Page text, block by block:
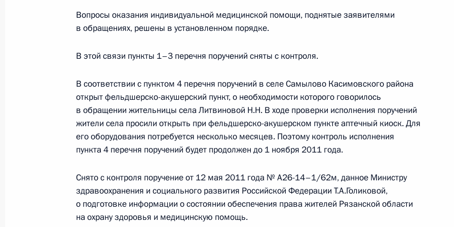
Поздравление с Днём строителя
Телефонный разговор
Заидом Аль Нахайяном
Телефонный разговор с командиром
76-й гвардейской десантно-
штурмовой дивизии ВДВ гвардии
полковником Абдулазизом
6 августа 2026 года, 20:50
Обращение к участникам VIII
Российско-Киргизского
экономического форума и XII
Российско-Киргизской
межрегиональной конференции
6 августа 2026 года, 09:00
Вопросы оказания индивидуальной медицинской помощи, поднятые заявителями
в обращениях, решены в установленном порядке.
В этой связи пункты 1–3 перечня поручений сняты с контроля.
В соответствии с пунктом 4 перечня поручений в селе Самылово Касимовского района
открыт фельдшерско-акушерский пункт, о необходимости которого говорилось
в обращении жительницы села Литвиновой Н.Н. В ходе проверки исполнения поручений
жители села просили открыть при фельдшерско-акушерском пункте аптечный киоск. Для
его оборудования потребуется несколько месяцев. Поэтому контроль исполнения
пункта 4 перечня поручений будет продолжен до 1 ноября 2011 года.
Снято с контроля поручение от 12 мая 2011 года № А26-14–1/62м, данное Министру
здравоохранения и социального развития Российской Федерации Т.А.Голиковой,
о подготовке информации о состоянии обеспечения права жителей Рязанской области
на охрану здоровья и медицинскую помощь.